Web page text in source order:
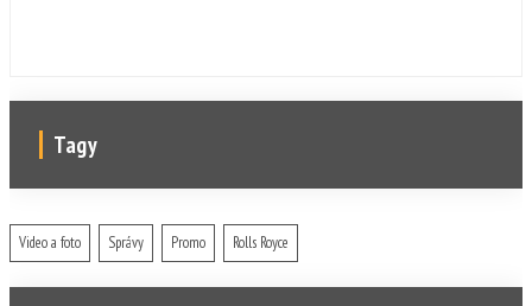
Tagy
Video a foto Správy Promo Rolls Royce